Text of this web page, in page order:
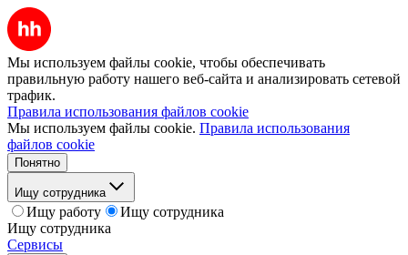
Мы используем файлы cookie, чтобы обеспечивать
правильную работу нашего веб-сайта и анализировать сетевой
трафик.
Правила использования файлов cookie
Мы используем файлы cookie. Правила использования
файлов cookie
Понятно
Ищу сотрудника
Ищу работу
Ищу сотрудника
Ищу сотрудника
Сервисы